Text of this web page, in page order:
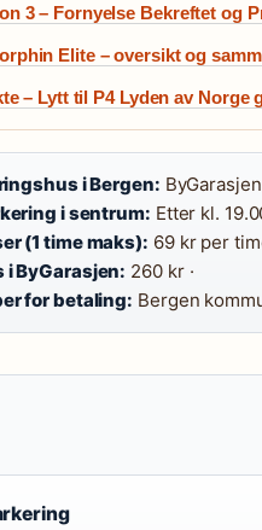
3 – Fornyelse Bekreftet og
Elite – oversikt og
– Lytt til P4 Lyden av Norge
i Bergen:
i sentrum: Etter kl.
(1 time maks): 69 kr per
ByGarasjen: 260 kr ·
for betaling: Bergen